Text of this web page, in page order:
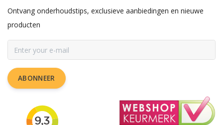
Ontvang onderhoudstips, exclusieve aanbiedingen en nieuwe
producten
ABONNEER